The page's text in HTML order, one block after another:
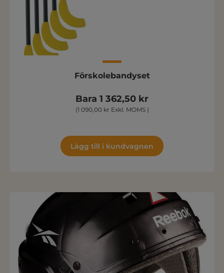
Förskolebandyset
Bara 1 362,50 kr
(1 090,00 kr Exkl. MOMS )
Lägg till i kundvagnen